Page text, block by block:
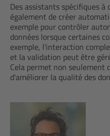
Des assistants spécifiques
également de créer
exemple pour contrôler
données lorsque certaines
exemple, l'interaction
et la validation peut être
Cela permet non seulement
d'améliorer la qualité des